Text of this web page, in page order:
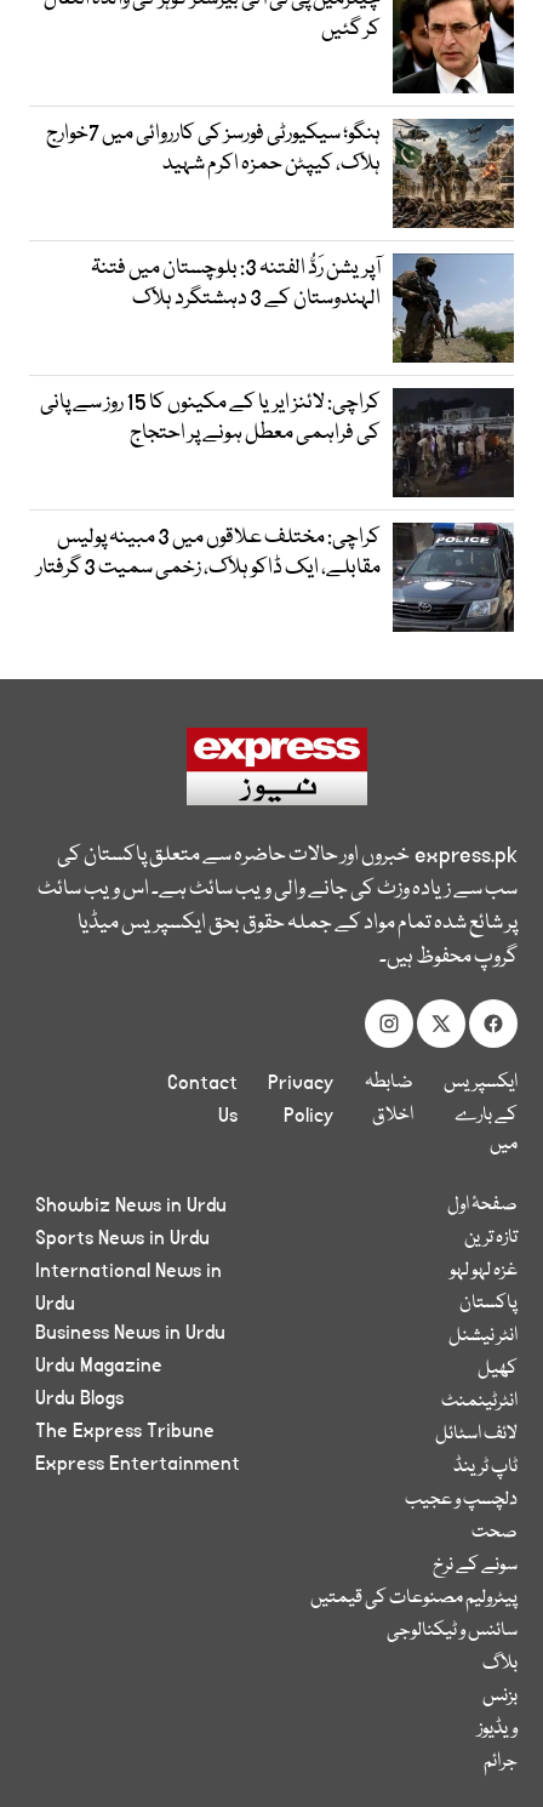
کر گئیں
ہنگو؛ سیکیورٹی فورسز کی کارروائی میں 7خوارج
ہلاک، کیپٹن حمزہ اکرم شہید
آپریشن رَدُّ الفتنہ 3: بلوچستان میں فتنۃ
الہندوستان کے 3 دہشتگرد ہلاک
کراچی: لائنز ایریا کے مکینوں کا 15 روز سے پانی
کی فراہمی معطل ہونے پر احتجاج
کراچی: مختلف علاقوں میں 3 مبینہ پولیس
مقابلے، ایک ڈاکو ہلاک، زخمی سمیت 3 گرفتار
express.pkخبروں اور حالات حاضرہ سے متعلق پاکستان کی
سب سے زیادہ وزٹ کی جانے والی ویب سائٹ ہے۔ اس ویب سائٹ
پر شائع شدہ تمام مواد کے جملہ حقوق بحق ایکسپریس میڈیا
گروپ محفوظ ہیں۔
ایکسپریس
کے بارے
میں
ضابطہ
اخلاق
Privacy
Policy
Contact
Us
صفحۂ اول
تازہ ترین
غزہ لہو لہو
پاکستان
انٹر نیشنل
کھیل
انٹرٹینمنٹ
لائف اسٹائل
ٹاپ ٹرینڈ
دلچسپ و عجیب
صحت
سونے کے نرخ
پیٹرولیم مصنوعات کی قیمتیں
سائنس و ٹیکنالوجی
بلاگ
بزنس
ویڈیوز
جرائم
Showbiz News in Urdu
Sports News in Urdu
International News in
Urdu
Business News in Urdu
Urdu Magazine
Urdu Blogs
The Express Tribune
Express Entertainment